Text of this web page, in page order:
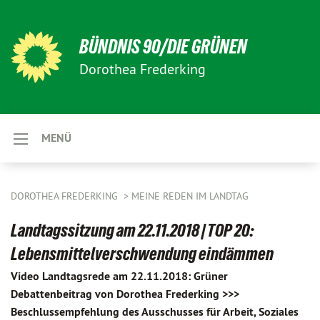
BÜNDNIS 90/DIE GRÜNEN
Dorothea Frederking
MENÜ
DOROTHEA FREDERKING MEINE REDEN IM LANDTAG
Landtagssitzung am 22.11.2018 | TOP 20:
Lebensmittelverschwendung eindämmen
Video Landtagsrede am 22.11.2018: Grüner
Debattenbeitrag von Dorothea Frederking >>>
Beschlussempfehlung des Ausschusses für Arbeit, Soziales